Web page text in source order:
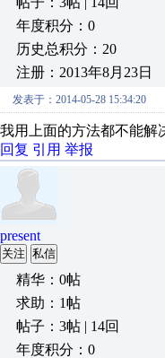
年度积分：0
历史总积分：20
注册：2013年8月23日
发表于：2014-05-28 15:34:20
我用上面的方法都不能解
回复 引用 举报
present
关注 私信
精华：0帖
求助：1帖
帖子：3帖 | 14回
年度积分：0